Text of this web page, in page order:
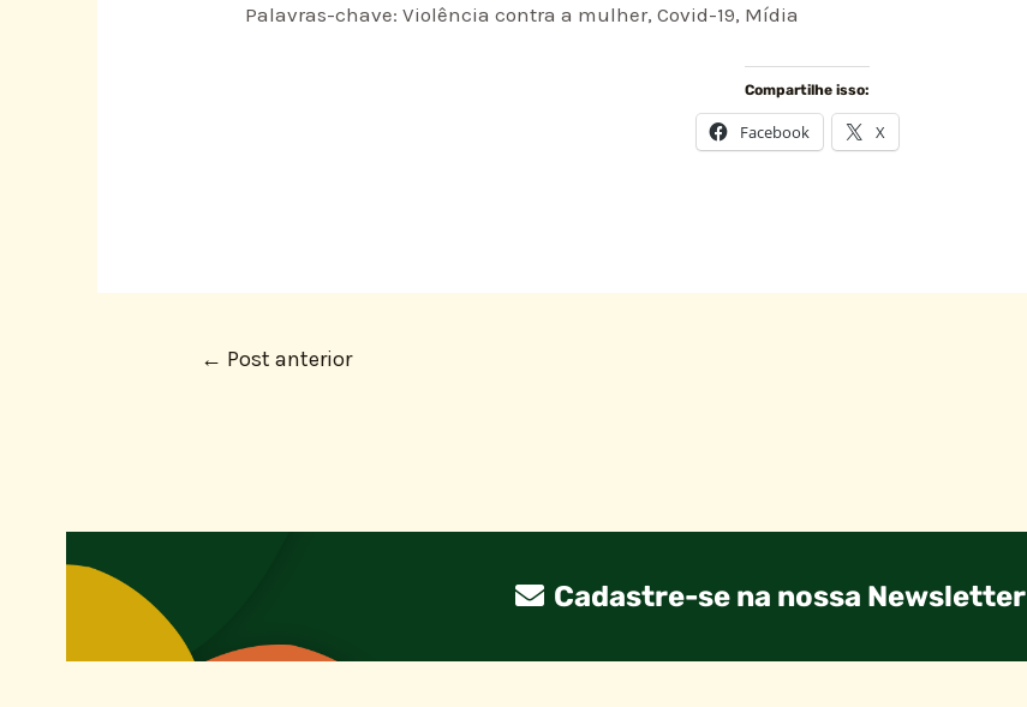
Palavras-chave: Violência contra a mulher, Covid-19, Mídia
Compartilhe isso:
Facebook X
← Post anterior
Cadastre-se na nossa Newsletter